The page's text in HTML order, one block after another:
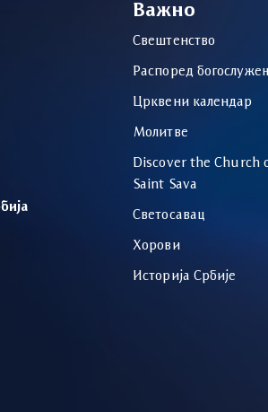
Важно
Свештенство
Распоред
Црквени календар
Молитве
Discover the Church
Saint Sava
Светосавац
Хорови
Историја Србије